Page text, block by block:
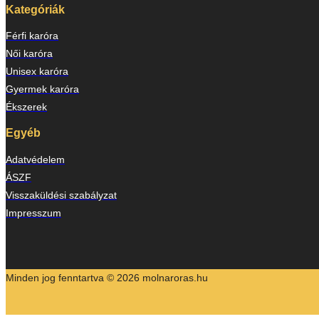
Kategóriák
Férfi karóra
Női karóra
Unisex karóra
Gyermek karóra
Ékszerek
Egyéb
Adatvédelem
ÁSZF
Visszaküldési szabályzat
Impresszum
Minden jog fenntartva © 2026 molnaroras.hu